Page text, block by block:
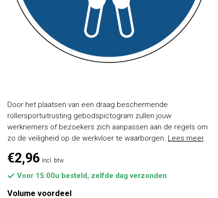
Door het plaatsen van een draag beschermende
rollersportuitrusting gebodspictogram zullen jouw
werknemers of bezoekers zich aanpassen aan de regels om
zo de veiligheid op de werkvloer te waarborgen. Lees meer.
€2,96 Incl. btw
Voor 15:00u besteld, zelfde dag verzonden
Volume voordeel